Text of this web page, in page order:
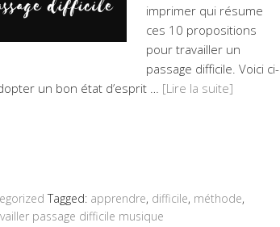
imprimer qui résume
ces 10 propositions
pour travailler un
passage difficile. Voici ci-
un bon état d’esprit … [Lire la suite]
Tagged: apprendre, difficile, méthode,
passage difficile musique